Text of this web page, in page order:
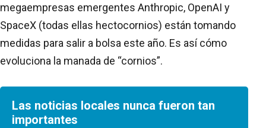
megaempresas emergentes Anthropic, OpenAI y
SpaceX (todas ellas hectocornios) están tomando
medidas para salir a bolsa este año. Es así cómo
evoluciona la manada de “cornios”.
Las noticias locales nunca fueron tan
importantes